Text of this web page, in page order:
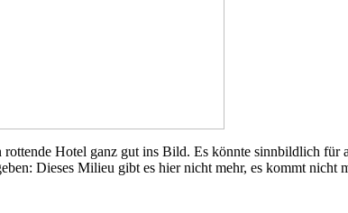
Hotel ganz gut ins Bild. Es könnte sinnbildlich
Dieses Milieu gibt es hier nicht mehr, es kommt